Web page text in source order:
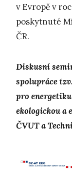
v Evropě v
poskytnuté
ČR.
Diskusní
spolupráce
pro
ekologickou a
ČVUT a